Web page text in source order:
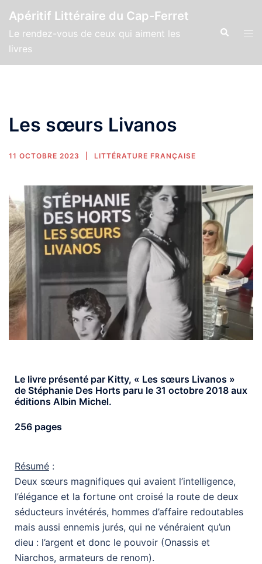
Apéritif Littéraire du Cap-Ferret
Le rendez-vous de ceux qui aiment les
livres
Les sœurs Livanos
11 OCTOBRE 2023 LITTÉRATURE FRANÇAISE
Le livre présenté par Kitty, « Les sœurs Livanos »
de Stéphanie Des Horts paru le 31 octobre 2018 aux
éditions Albin Michel.
256 pages
Résumé :
Deux sœurs magnifiques qui avaient l’intelligence,
l’élégance et la fortune ont croisé la route de deux
séducteurs invétérés, hommes d’affaire redoutables
mais aussi ennemis jurés, qui ne vénéraient qu’un
dieu : l’argent et donc le pouvoir (Onassis et
Niarchos, armateurs de renom).